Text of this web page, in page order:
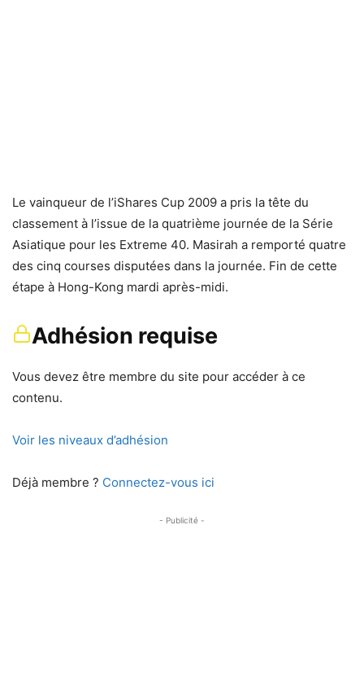
Le vainqueur de l’iShares Cup 2009 a pris la tête du
classement à l’issue de la quatrième journée de la Série
Asiatique pour les Extreme 40. Masirah a remporté quatre
des cinq courses disputées dans la journée. Fin de cette
étape à Hong-Kong mardi après-midi.
Adhésion requise
Vous devez être membre du site pour accéder à ce
contenu.
Voir les niveaux d’adhésion
Déjà membre ? Connectez-vous ici
- Publicité -